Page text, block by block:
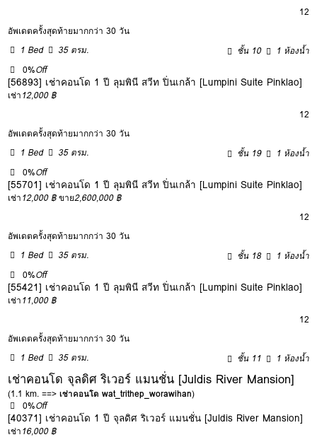
12
อัพเดตครั้งสุดท้ายมากกว่า 30 วัน
1 Bed
35 ตรม. ชั้น 10
1 ห้องน้ำ
0%Off
[56893] เช่าคอนโด 1 ปี ลุมพินี สวีท ปิ่นเกล้า [Lumpini Suite Pinklao]
เช่า12,000 ฿
12
อัพเดตครั้งสุดท้ายมากกว่า 30 วัน
1 Bed
35 ตรม. ชั้น 19
1 ห้องน้ำ
0%Off
[55701] เช่าคอนโด 1 ปี ลุมพินี สวีท ปิ่นเกล้า [Lumpini Suite Pinklao]
เช่า12,000 ฿ ขาย2,600,000 ฿
12
อัพเดตครั้งสุดท้ายมากกว่า 30 วัน
1 Bed
35 ตรม. ชั้น 18
1 ห้องน้ำ
0%Off
[55421] เช่าคอนโด 1 ปี ลุมพินี สวีท ปิ่นเกล้า [Lumpini Suite Pinklao]
เช่า11,000 ฿
12
อัพเดตครั้งสุดท้ายมากกว่า 30 วัน
1 Bed
35 ตรม. ชั้น 11 1 ห้องน้ำ
เช่าคอนโด จุลดิศ ริเวอร์ แมนชั่น [Juldis River Mansion]
(1.1 km. ==>เช่าคอนโด wat_trithep_worawihan)
0%Off
[40371] เช่าคอนโด 1 ปี จุลดิศ ริเวอร์ แมนชั่น [Juldis River Mansion]
เช่า16,000 ฿